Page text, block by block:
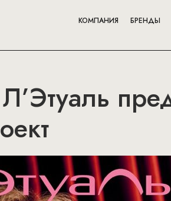
КОМПАНИЯ БРЕНДЫ